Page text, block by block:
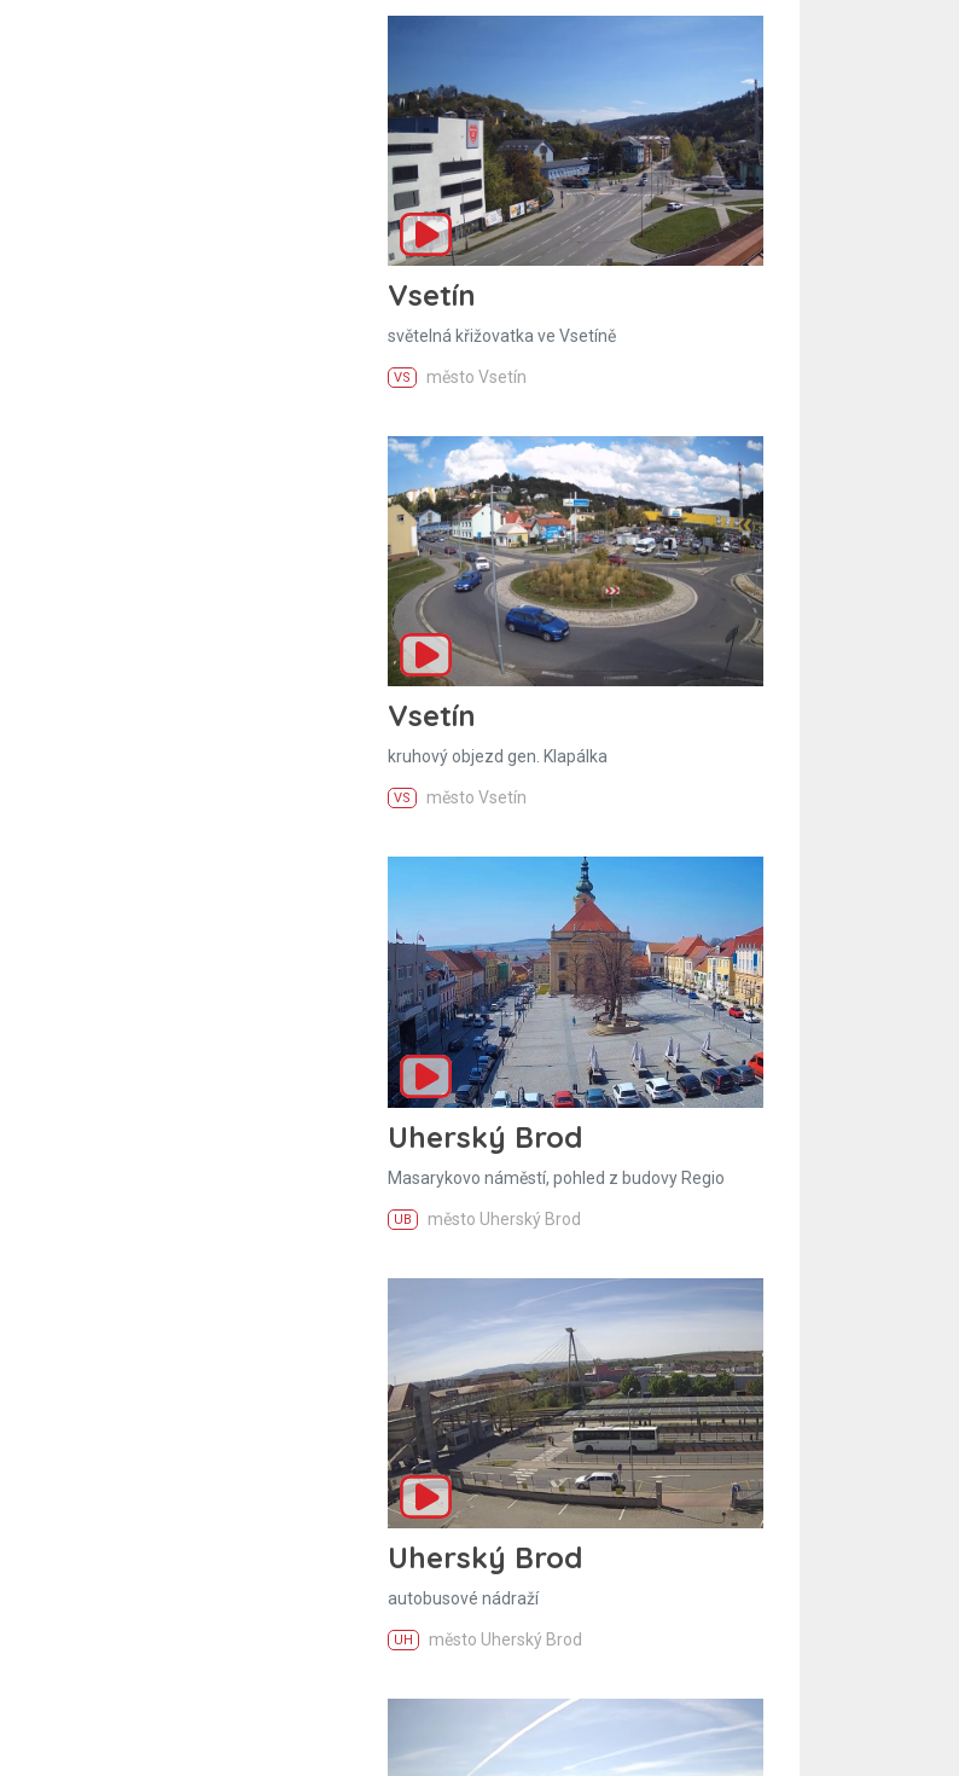
Vsetín
světelná křižovatka ve Vsetíně
VS město Vsetín
Vsetín
kruhový objezd gen. Klapálka
VS město Vsetín
Uherský Brod
Masarykovo náměstí, pohled z budovy Regio
UB město Uherský Brod
Uherský Brod
autobusové nádraží
UH město Uherský Brod